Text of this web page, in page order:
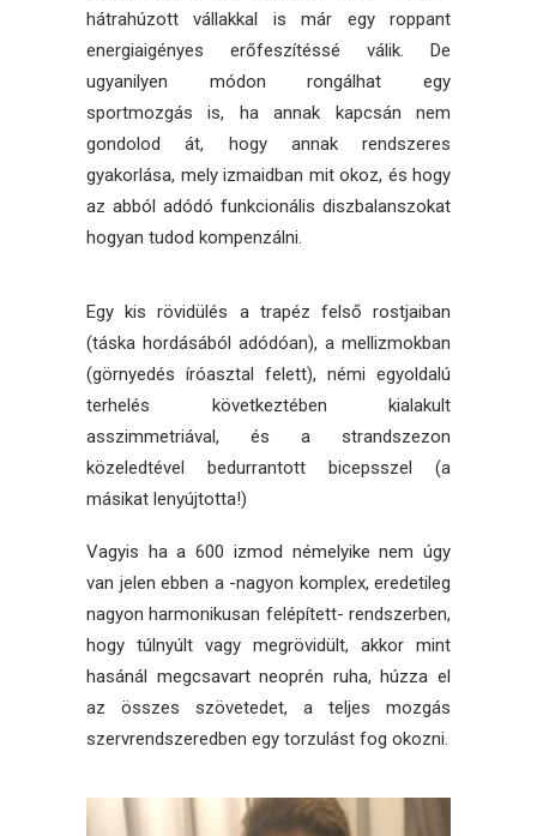
hátrahúzott vállakkal is már egy roppant
energiaigényes erőfeszítéssé válik. De
ugyanilyen módon rongálhat egy
sportmozgás is, ha annak kapcsán nem
gondolod át, hogy annak rendszeres
gyakorlása, mely izmaidban mit okoz, és hogy
az abból adódó funkcionális diszbalanszokat
hogyan tudod kompenzálni.
Egy kis rövidülés a trapéz felső rostjaiban
(táska hordásából adódóan), a mellizmokban
(görnyedés íróasztal felett), némi egyoldalú
terhelés következtében kialakult
asszimmetriával, és a strandszezon
közeledtével bedurrantott bicepsszel (a
másikat lenyújtotta!)
Vagyis ha a 600 izmod némelyike nem úgy
van jelen ebben a -nagyon komplex, eredetileg
nagyon harmonikusan felépített- rendszerben,
hogy túlnyúlt vagy megrövidült, akkor mint
hasánál megcsavart neoprén ruha, húzza el
az összes szövetedet, a teljes mozgás
szervrendszeredben egy torzulást fog okozni.